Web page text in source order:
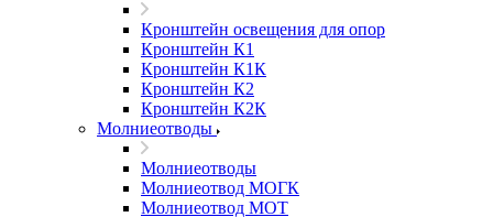
Кронштейн освещения для опор
Кронштейн К1
Кронштейн К1К
Кронштейн К2
Кронштейн К2К
Молниеотводы
Молниеотводы
Молниеотвод МОГК
Молниеотвод МОТ